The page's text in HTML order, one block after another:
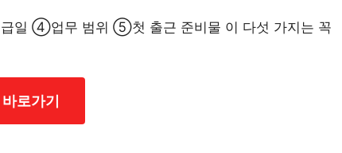
일 ④업무 범위 ⑤첫 출근 준비물 이 다섯 가지는 꼭
로가기